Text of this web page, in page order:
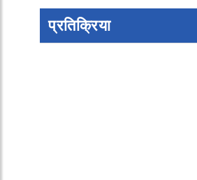
प्रतिक्रिया